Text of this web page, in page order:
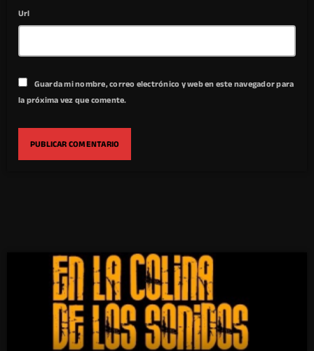
Url
Guarda mi nombre, correo electrónico y web en este navegador para
la próxima vez que comente.